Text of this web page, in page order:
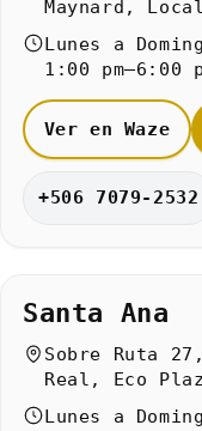
Maynard,
Lunes a
1:00 pm–6:00
Ver en Waze
+506 7079-2532
Santa Ana
Sobre Ruta
Real, Eco
Lunes a